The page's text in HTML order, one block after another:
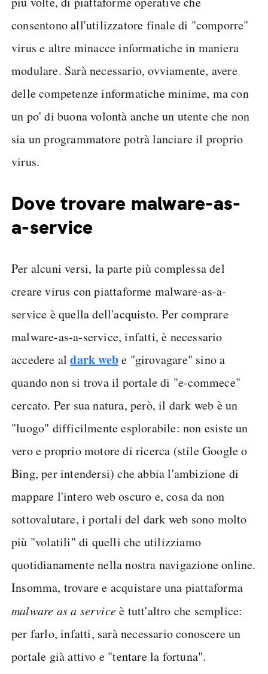
consentono all'utilizzatore finale di "comporre"
virus e altre minacce informatiche in maniera
modulare. Sarà necessario, ovviamente, avere
delle competenze informatiche minime, ma con
un po' di buona volontà anche un utente che non
sia un programmatore potrà lanciare il proprio
virus.
Dove trovare malware-as-
a-service
Per alcuni versi, la parte più complessa del
creare virus con piattaforme malware-as-a-
service è quella dell'acquisto. Per comprare
malware-as-a-service, infatti, è necessario
accedere aldark webe "girovagare" sino a
quando non si trova il portale di "e-commece"
cercato. Per sua natura, però, il dark web è un
"luogo" difficilmente esplorabile: non esiste un
vero e proprio motore di ricerca (stile Google o
Bing, per intendersi) che abbia l'ambizione di
mappare l'intero web oscuro e, cosa da non
sottovalutare, i portali del dark web sono molto
più "volatili" di quelli che utilizziamo
quotidianamente nella nostra navigazione online.
Insomma, trovare e acquistare una piattaforma
malware as a serviceè tutt'altro che semplice:
per farlo, infatti, sarà necessario conoscere un
portale già attivo e "tentare la fortuna".